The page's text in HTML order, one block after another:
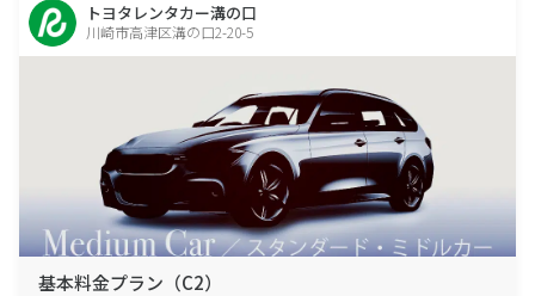
トヨタレンタカー溝の口
川崎市高津区溝の口2-20-5
基本料金プラン（C2）